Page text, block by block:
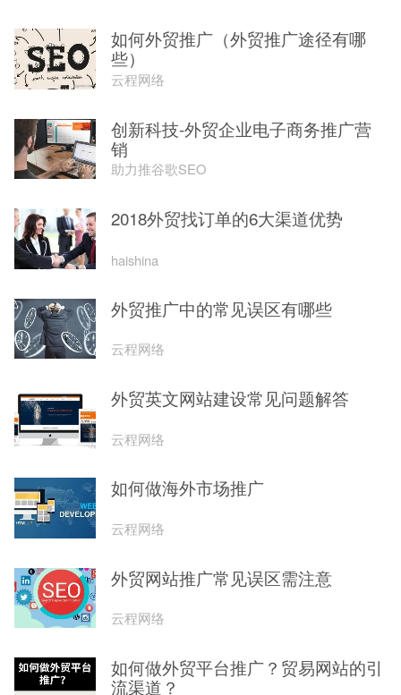
如何外贸推广（外贸推广途径有哪
些）
云程网络
创新科技-外贸企业电子商务推广营
销
助力推谷歌SEO
2018外贸找订单的6大渠道优势
haishina
外贸推广中的常见误区有哪些
云程网络
外贸英文网站建设常见问题解答
云程网络
如何做海外市场推广
云程网络
外贸网站推广常见误区需注意
云程网络
如何做外贸平台推广？贸易网站的引
流渠道？